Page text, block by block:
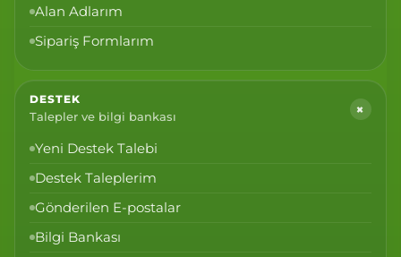
Alan Adlarım
Sipariş Formlarım
DESTEK
Talepler ve bilgi bankası
+
Yeni Destek Talebi
Destek Taleplerim
Gönderilen E-postalar
Bilgi Bankası